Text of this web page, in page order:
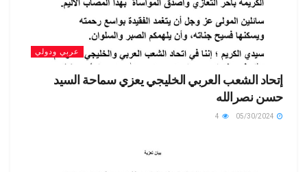
عربي ودولي
إتحاد الشعب العربي الخليجي يعزي سماحة السيد
حسن نصرالله